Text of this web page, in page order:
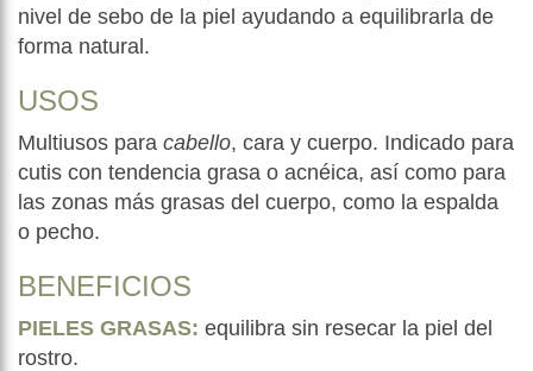
nivel de sebo de la piel ayudando a equilibrarla de
forma natural.
USOS
Multiusos para cabello, cara y cuerpo. Indicado para
cutis con tendencia grasa o acnéica, así como para
las zonas más grasas del cuerpo, como la espalda
o pecho.
BENEFICIOS
PIELES GRASAS: equilibra sin resecar la piel del
rostro.